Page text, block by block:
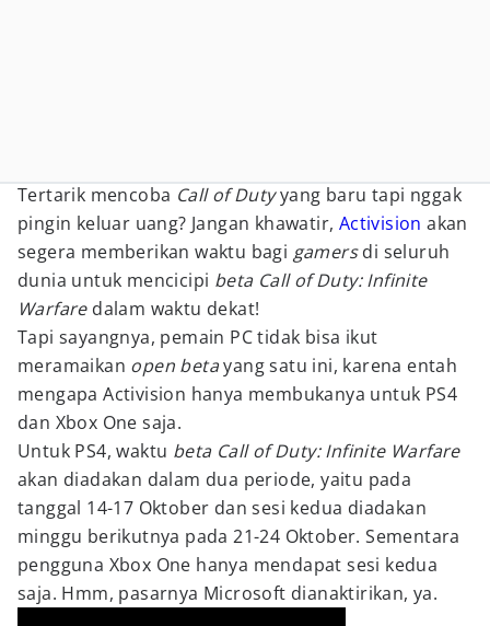
Tertarik mencoba Call of Dutyyang baru tapi nggak
pingin keluar uang? Jangan khawatir, Activision akan
segera memberikan waktu bagi gamersdi seluruh
dunia untuk mencicipi beta Call of Duty: Infinite
Warfaredalam waktu dekat!
Tapi sayangnya, pemain PC tidak bisa ikut
meramaikan open betayang satu ini, karena entah
mengapa Activision hanya membukanya untuk PS4
dan Xbox One saja.
Untuk PS4, waktu beta Call of Duty: Infinite Warfare
akan diadakan dalam dua periode, yaitu pada
tanggal 14-17 Oktober dan sesi kedua diadakan
minggu berikutnya pada 21-24 Oktober. Sementara
pengguna Xbox One hanya mendapat sesi kedua
saja. Hmm, pasarnya Microsoft dianaktirikan, ya.